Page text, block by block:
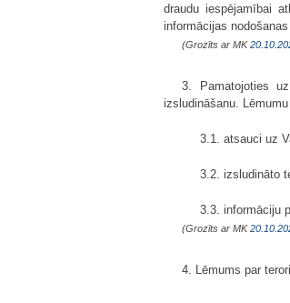
draudu iespējamībai
informācijas
(Grozīts ar MK
3. Pamatojoties
izsludināšanu.
3.1. atsauci uz
3.2. izsludināto
3.3. informāciju
(Grozīts ar MK
4. Lēmums par